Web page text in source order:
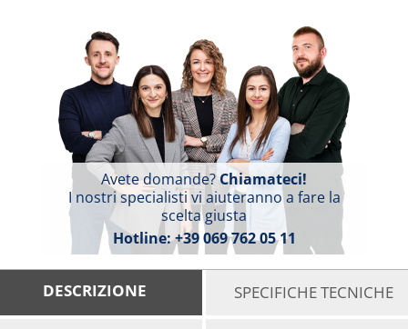
Avete domande?Chiamateci!
I nostri specialisti vi aiuteranno a fare la
scelta giusta
Hotline:+39 069 762 05 11
DESCRIZIONE SPECIFICHE TECNICHE